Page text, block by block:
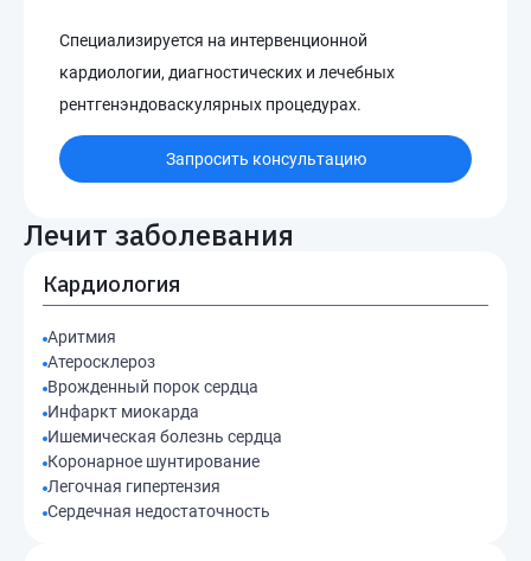
Специализируется на интервенционной
кардиологии, диагностических и лечебных
рентгенэндоваскулярных процедурах.
Запросить консультацию
Лечит заболевания
Кардиология
Аритмия
Атеросклероз
Врожденный порок сердца
Инфаркт миокарда
Ишемическая болезнь сердца
Коронарное шунтирование
Легочная гипертензия
Сердечная недостаточность